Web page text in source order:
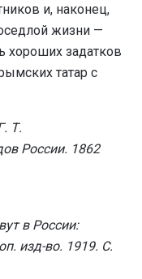
и, наконец,
жизни —
хороших задатков
татар с
Т.
России. 1862
в России:
изд-во. 1919. С.